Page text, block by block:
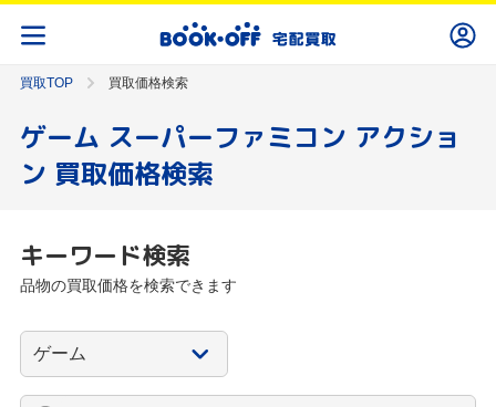
買取TOP 買取価格検索
ゲーム スーパーファミコン アクショ
ン 買取価格検索
キーワード検索
品物の買取価格を検索できます